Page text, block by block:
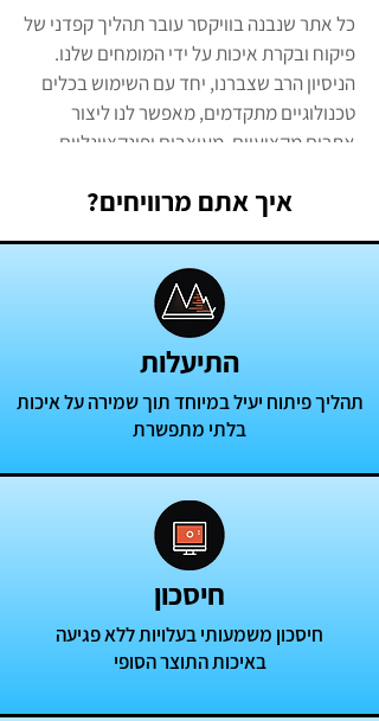
כל אתר שנבנה בוויקסר עובר תהליך קפדני של
פיקוח ובקרת איכות על ידי המומחים שלנו.
הניסיון הרב שצברנו, יחד עם השימוש בכלים
טכנולוגיים מתקדמים, מאפשר לנו ליצור
אתרים מקצועיים, מעוצבים ופונקציונליים -
איך אתם מרוויחים?
התיעלות
תהליך פיתוח יעיל במיוחד תוך שמירה על איכות
בלתי מתפשרת
חיסכון
חיסכון משמעותי בעלויות ללא פגיעה
באיכות התוצר הסופי